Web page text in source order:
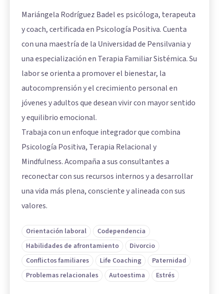
Mariángela Rodríguez Badel es psicóloga, terapeuta
y coach, certificada en Psicología Positiva. Cuenta
con una maestría de la Universidad de Pensilvania y
una especialización en Terapia Familiar Sistémica. Su
labor se orienta a promover el bienestar, la
autocomprensión y el crecimiento personal en
jóvenes y adultos que desean vivir con mayor sentido
y equilibrio emocional.
Trabaja con un enfoque integrador que combina
Psicología Positiva, Terapia Relacional y
Mindfulness. Acompaña a sus consultantes a
reconectar con sus recursos internos y a desarrollar
una vida más plena, consciente y alineada con sus
valores.
Orientación laboral
Codependencia
Habilidades de afrontamiento
Divorcio
Conflictos familiares
Life Coaching
Paternidad
Problemas relacionales
Autoestima Estrés